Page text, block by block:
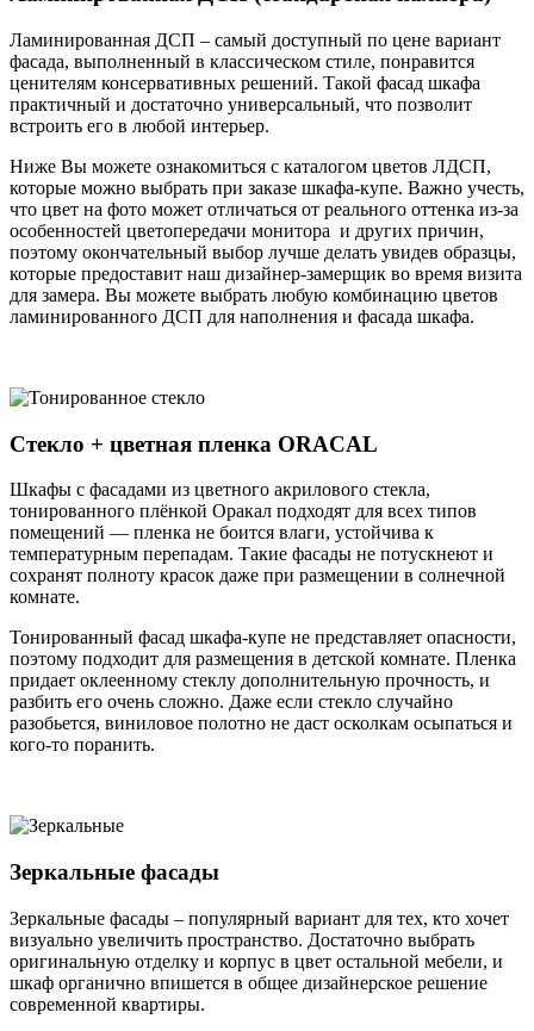
Ламинированная ДСП – самый доступный по цене вариант
фасада, выполненный в классическом стиле, понравится
ценителям консервативных решений. Такой фасад шкафа
практичный и достаточно универсальный, что позволит
встроить его в любой интерьер.
Ниже Вы можете ознакомиться с каталогом цветов ЛДСП,
которые можно выбрать при заказе шкафа-купе. Важно учесть,
что цвет на фото может отличаться от реального оттенка из-за
особенностей цветопередачи монитора и других причин,
поэтому окончательный выбор лучше делать увидев образцы,
которые предоставит наш дизайнер-замерщик во время визита
для замера. Вы можете выбрать любую комбинацию цветов
ламинированного ДСП для наполнения и фасада шкафа.
Стекло + цветная пленка ORACAL
Шкафы с фасадами из цветного акрилового стекла,
тонированного плёнкой Оракал подходят для всех типов
помещений — пленка не боится влаги, устойчива к
температурным перепадам. Такие фасады не потускнеют и
сохранят полноту красок даже при размещении в солнечной
комнате.
Тонированный фасад шкафа-купе не представляет опасности,
поэтому подходит для размещения в детской комнате. Пленка
придает оклеенному стеклу дополнительную прочность, и
разбить его очень сложно. Даже если стекло случайно
разобьется, виниловое полотно не даст осколкам осыпаться и
кого-то поранить.
Зеркальные фасады
Зеркальные фасады – популярный вариант для тех, кто хочет
визуально увеличить пространство. Достаточно выбрать
оригинальную отделку и корпус в цвет остальной мебели, и
шкаф органично впишется в общее дизайнерское решение
современной квартиры.